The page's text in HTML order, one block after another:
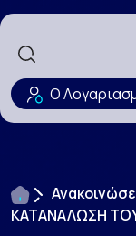
Ο
ΚΑΤΑΝΑΛΩΣΗ